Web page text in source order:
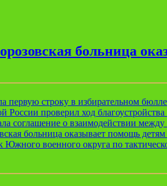
больница
первую строку в избирательном
России проверил ход
соглашение о взаимодействии
больница оказывает помощь детям
Южного военного округа по